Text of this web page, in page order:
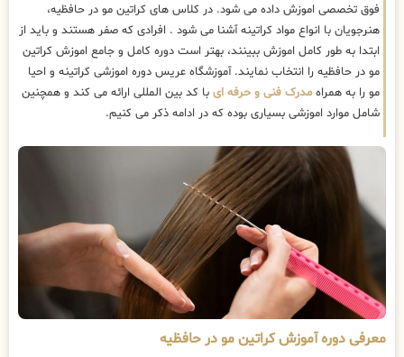
فوق تخصصی اموزش داده می شود. در کلاس های کراتین مو در حافظیه،
هنرجویان با انواع مواد کراتینه آشنا می شود . افرادی که صفر هستند و باید از
ابتدا به طور کامل اموزش ببینند، بهتر است دوره کامل و جامع اموزش کراتین
مو در حافظیه را انتخاب نمایند. آموزشگاه عریس دوره اموزشی کراتینه و احیا
مو را به همراه مدرک فنی و حرفه ای با کد بین المللی ارائه می کند و همچنین
شامل موارد اموزشی بسیاری بوده که در ادامه ذکر می کنیم.
معرفی دوره آموزش کراتین مو در حافظیه